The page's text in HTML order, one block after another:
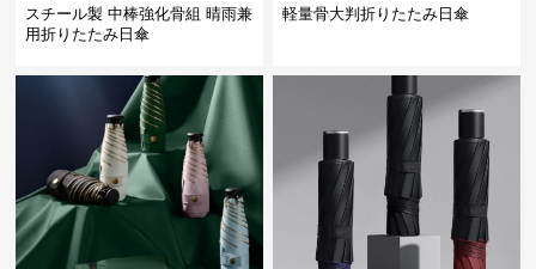
スチール製 中棒強化骨組 晴雨兼
用折りたたみ日傘
軽量骨大判折りたたみ日傘